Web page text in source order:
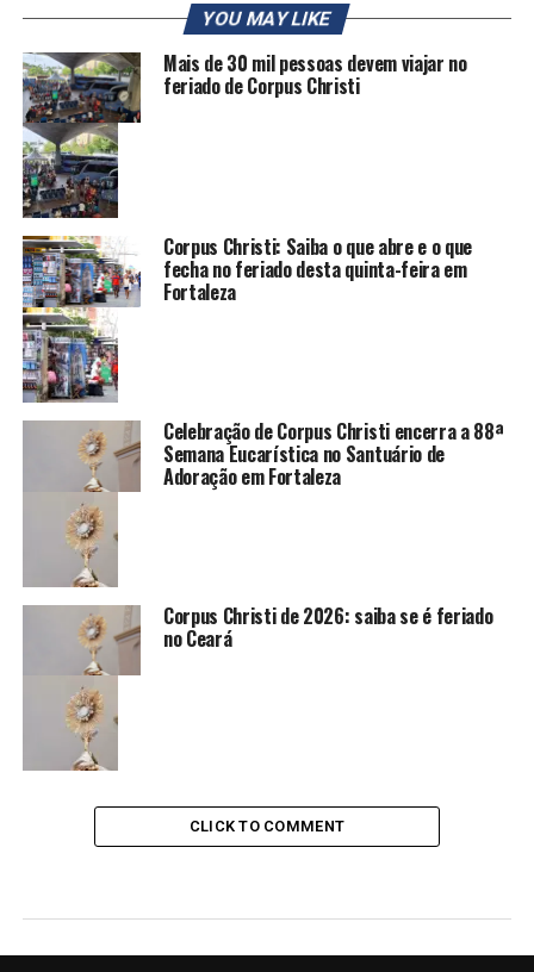
YOU MAY LIKE
Mais de 30 mil pessoas devem viajar no
feriado de Corpus Christi
Corpus Christi: Saiba o que abre e o que
fecha no feriado desta quinta-feira em
Fortaleza
Celebração de Corpus Christi encerra a 88ª
Semana Eucarística no Santuário de
Adoração em Fortaleza
Corpus Christi de 2026: saiba se é feriado
no Ceará
CLICK TO COMMENT